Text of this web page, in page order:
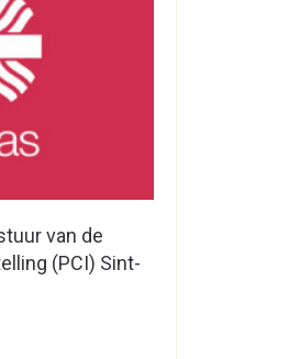
van de
(PCI) Sint-